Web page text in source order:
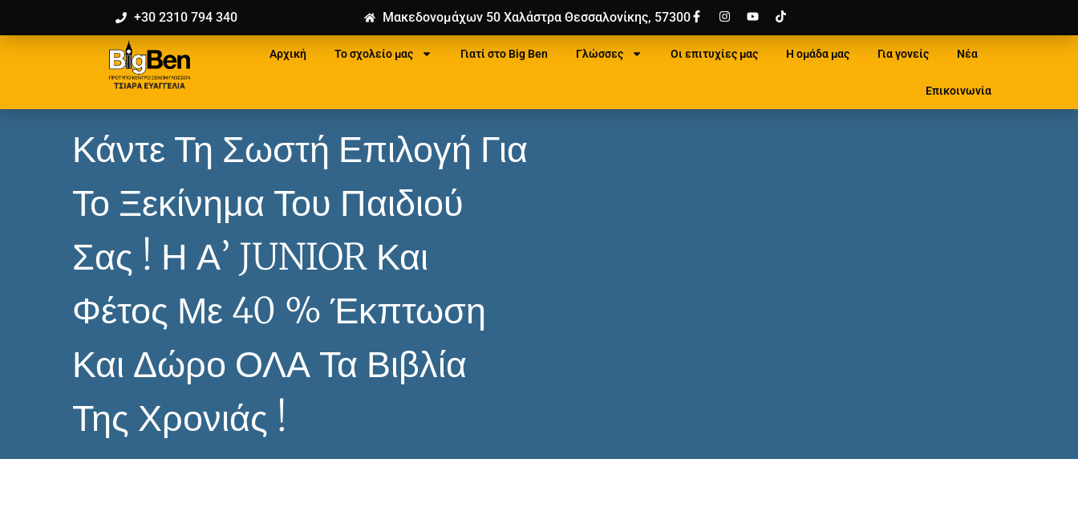
+30 2310 794 340 Μακεδονομάχων 50 Χαλάστρα Θεσσαλονίκης, 57300
Αρχική Το σχολείο μας Γιατί στο Big Ben Γλώσσες Οι επιτυχίες μας Η ομάδα μας Για γονείς Νέα
Επικοινωνία
Κάντε Τη Σωστή Επιλογή Για
Το Ξεκίνημα Του Παιδιού
Σας ! Η Α’ JUNIOR Και
Φέτος Με 40 % Έκπτωση
Και Δώρο ΟΛΑ Τα Βιβλία
Της Χρονιάς !